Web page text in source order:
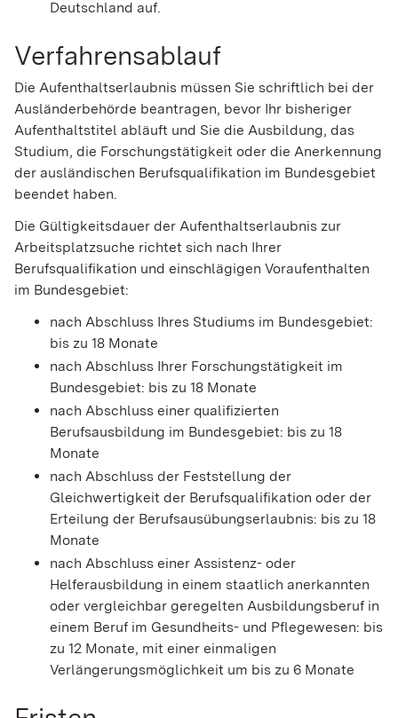
Deutschland auf.
Verfahrensablauf
Die Aufenthaltserlaubnis müssen Sie schriftlich bei der
Ausländerbehörde beantragen, bevor Ihr bisheriger
Aufenthaltstitel abläuft und Sie die Ausbildung, das
Studium, die Forschungstätigkeit oder die Anerkennung
der ausländischen Berufsqualifikation im Bundesgebiet
beendet haben.
Die Gültigkeitsdauer der Aufenthaltserlaubnis zur
Arbeitsplatzsuche richtet sich nach Ihrer
Berufsqualifikation und einschlägigen Voraufenthalten
im Bundesgebiet:
nach Abschluss Ihres Studiums im Bundesgebiet:
bis zu 18 Monate
nach Abschluss Ihrer Forschungstätigkeit im
Bundesgebiet: bis zu 18 Monate
nach Abschluss einer qualifizierten
Berufsausbildung im Bundesgebiet: bis zu 18
Monate
nach Abschluss der Feststellung der
Gleichwertigkeit der Berufsqualifikation oder der
Erteilung der Berufsausübungserlaubnis: bis zu 18
Monate
nach Abschluss einer Assistenz- oder
Helferausbildung in einem staatlich anerkannten
oder vergleichbar geregelten Ausbildungsberuf in
einem Beruf im Gesundheits- und Pflegewesen: bis
zu 12 Monate, mit einer einmaligen
Verlängerungsmöglichkeit um bis zu 6 Monate